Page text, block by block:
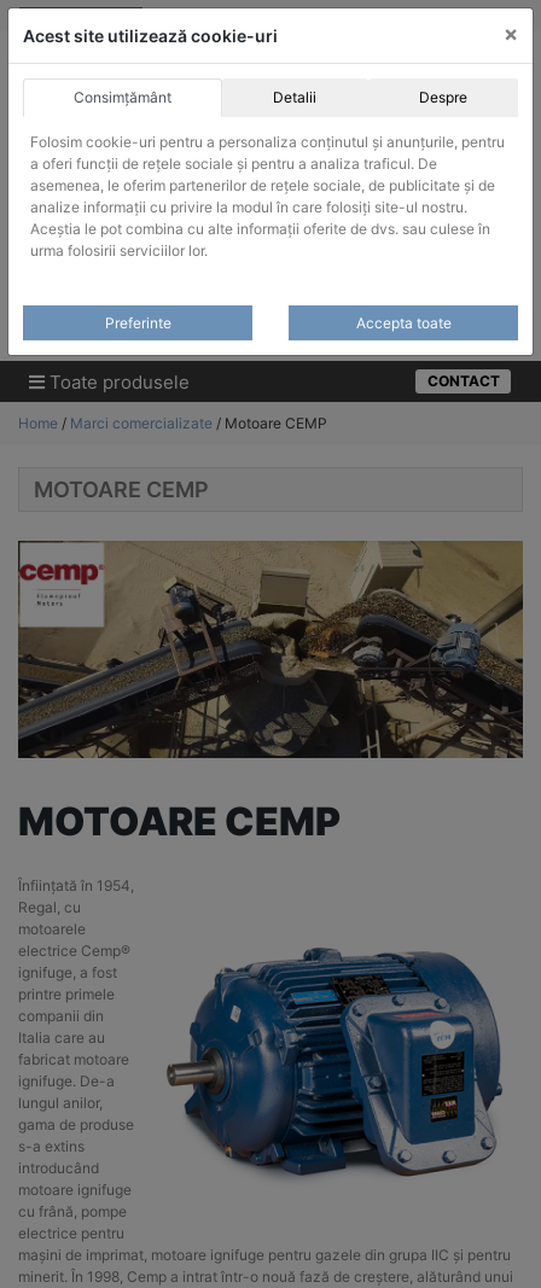
Skip
ACHIZITII PUBLICE
Produsele pot fi achizitionate si in sistemul SEAP / SICAP
Products
Toate produsele CONTACT
Home / Marci comercializate / Motoare CEMP
MOTOARE CEMP
MOTOARE CEMP
Înființată în 1954,
Regal, cu
motoarele
electrice Cemp®
ignifuge, a fost
printre primele
companii din
Italia care au
fabricat motoare
ignifuge. De-a
lungul anilor,
gama de produse
s-a extins
introducând
motoare ignifuge
cu frână, pompe
electrice pentru
mașini de imprimat, motoare ignifuge pentru gazele din grupa IIC și pentru
minerit. În 1998, Cemp a intrat într-o nouă fază de creștere, alăturând unui
Acest site utilizează cookie-uri ×
Consimțământ Detalii Despre
Folosim cookie-uri pentru a personaliza conținutul și anunțurile, pentru
a oferi funcții de rețele sociale și pentru a analiza traficul. De
asemenea, le oferim partenerilor de rețele sociale, de publicitate și de
analize informații cu privire la modul în care folosiți site-ul nostru.
Aceștia le pot combina cu alte informații oferite de dvs. sau culese în
urma folosirii serviciilor lor.
Preferinte Accepta toate